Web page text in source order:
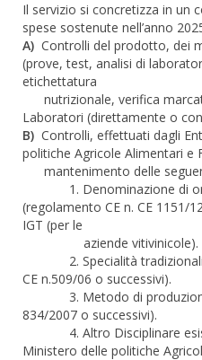
Il servizio si concretizza in un
spese sostenute nell’anno
A) Controlli del prodotto, dei
(prove, test, analisi di
etichettatura
nutrizionale, verifica
Laboratori (direttamente o
B) Controlli, effettuati dagli
politiche Agricole Alimentari e
mantenimento delle
1. Denominazione di
(regolamento CE n. CE 1151/
IGT (per le
aziende vitivinicole).
2. Specialità tradizionali
CE n.509/06 o successivi).
3. Metodo di produzione
834/2007 o successivi).
4. Altro Disciplinare
Ministero delle politiche